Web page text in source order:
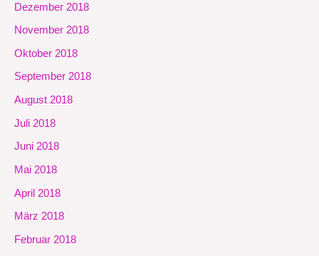
Dezember 2018
November 2018
Oktober 2018
September 2018
August 2018
Juli 2018
Juni 2018
Mai 2018
April 2018
März 2018
Februar 2018